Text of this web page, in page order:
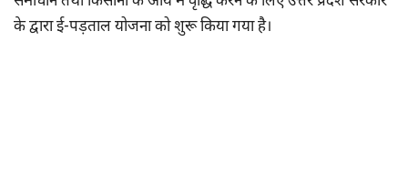
के द्वारा ई-पड़ताल योजना को शुरू किया गया है।